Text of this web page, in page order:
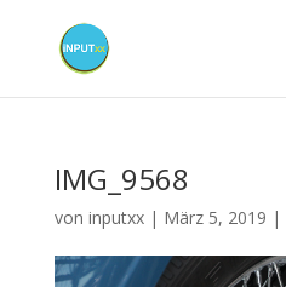
IMG_9568
von inputxx| März 5, 2019 |